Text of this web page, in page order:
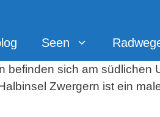
Seen
befinden sich am
Zwergern ist ein